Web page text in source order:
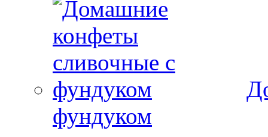
фундуком